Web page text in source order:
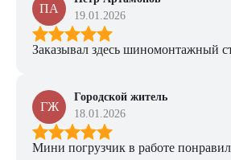
ПА
19.01.2026
Заказывал здесь шиномонтажный
ГЖ
Городской житель
18.01.2026
Мини погрузчик в работе